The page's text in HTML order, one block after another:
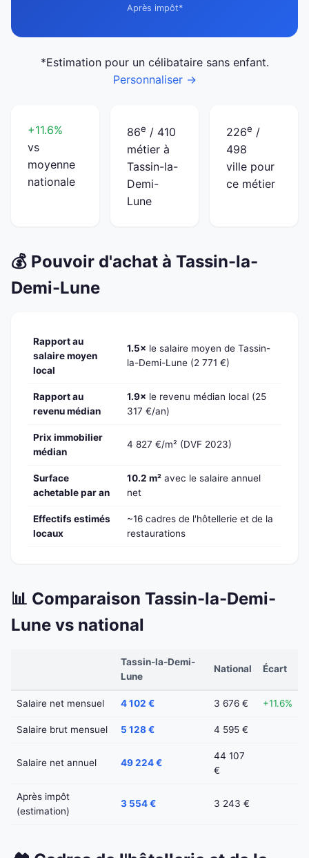
Après impôt*
*Estimation pour un célibataire sans enfant.
Personnaliser →
+11.6%
vs
moyenne
nationale
86e / 410
métier à
Tassin-la-
Demi-
Lune
226e /
498
ville pour
ce métier
💰 Pouvoir d'achat à Tassin-la-
Demi-Lune
Rapport au
salaire moyen
local
1.5× le salaire moyen de Tassin-
la-Demi-Lune (2 771 €)
Rapport au
revenu médian
1.9× le revenu médian local (25
317 €/an)
Prix immobilier
médian
4 827 €/m² (DVF 2023)
Surface
achetable par an
10.2 m² avec le salaire annuel
net
Effectifs estimés
locaux
~16 cadres de l'hôtellerie et de la
restaurations
📊 Comparaison Tassin-la-Demi-
Lune vs national
Tassin-la-Demi-
Lune
National Écart
Salaire net mensuel 4 102 € 3 676 € +11.6%
Salaire brut mensuel 5 128 € 4 595 €
Salaire net annuel 49 224 €
44 107
€
Après impôt
(estimation)
3 554 € 3 243 €